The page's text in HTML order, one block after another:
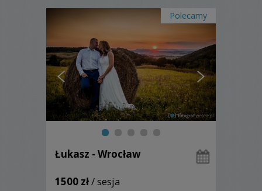
Polecamy
Łukasz - Wrocław
1500 zł/ sesja